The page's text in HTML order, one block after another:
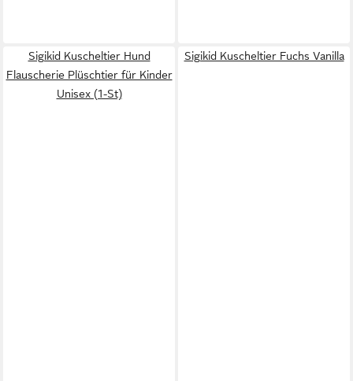
Sigikid Kuscheltier Hund
Flauscherie Plüschtier für Kinder
Unisex (1-St)
Sigikid Kuscheltier Fuchs Vanilla